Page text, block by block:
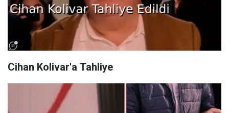
Cihan Kolivar'a Tahliye